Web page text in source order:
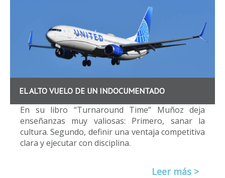
EL ALTO VUELO DE UN INDOCUMENTADO
En su libro “Turnaround Time” Muñoz deja
enseñanzas muy valiosas: Primero, sanar la
cultura. Segundo, definir una ventaja competitiva
clara y ejecutar con disciplina.
Leer más >